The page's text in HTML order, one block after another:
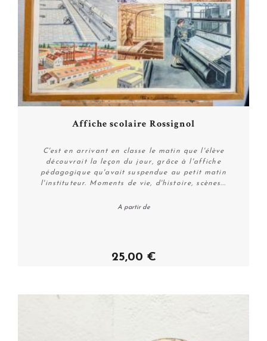
Affiche scolaire Rossignol
C'est en arrivant en classe le matin que l'élève
découvrait la leçon du jour, grâce à l'affiche
pédagogique qu'avait suspendue au petit matin
l'instituteur. Moments de vie, d'histoire, scènes...
A partir de
25,00 €